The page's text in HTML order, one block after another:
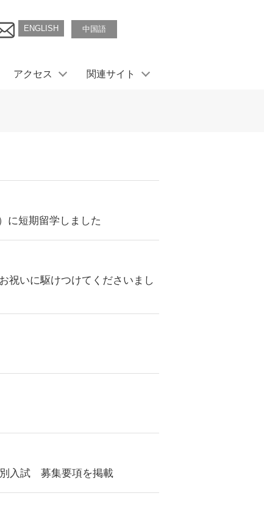
ENGLISH 中国語
アクセス 関連サイト
に短期留学しました
祝いに駆けつけてくださいまし
入試 募集要項を掲載